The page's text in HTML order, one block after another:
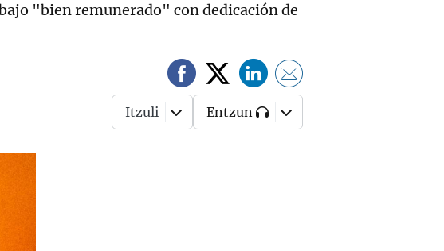
"bien remunerado" con dedicación de
Itzuli Entzun